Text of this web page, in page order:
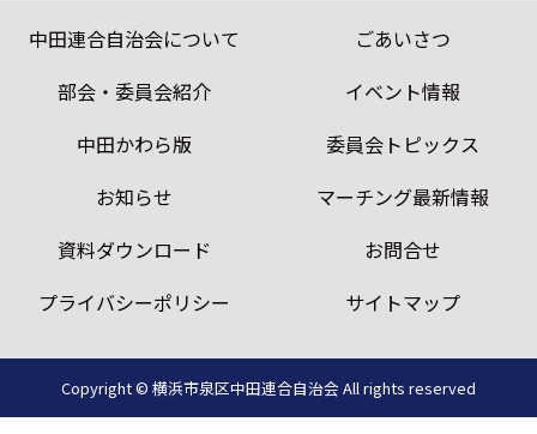
中田連合自治会について
ごあいさつ
部会・委員会紹介
イベント情報
中田かわら版
委員会トピックス
お知らせ
マーチング最新情報
資料ダウンロード
お問合せ
プライバシーポリシー
サイトマップ
Copyright © 横浜市泉区中田連合自治会 All rights reserved